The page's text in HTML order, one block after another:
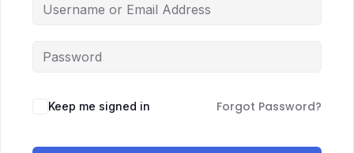
Keep me signed in Forgot Password?